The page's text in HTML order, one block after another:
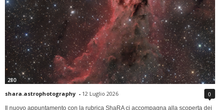
280
shara.astrophotography - 12 Luglio 2026 0
Il nuovo appuntamento con la rubrica ShaRA ci accompagna alla scoperta dei